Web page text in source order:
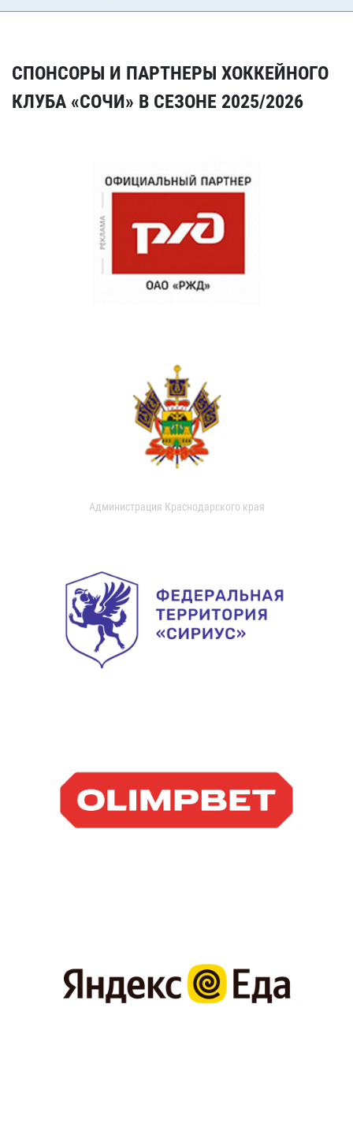
СПОНСОРЫ И ПАРТНЕРЫ ХОККЕЙНОГО
КЛУБА «СОЧИ» В СЕЗОНЕ 2025/2026
Администрация Краснодарского края